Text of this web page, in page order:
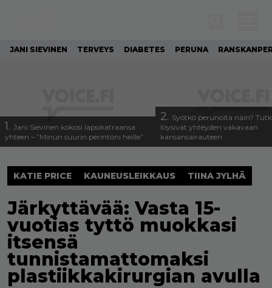
JANI SIEVINEN TERVEYS DIABETES PERUNA
1. Jani Sievinen kokosi lapsikatraansa
yhteen – ”Minun suurin perintöni heille”
2. Syötkö perunoita näin?
löysivät yhteyden vakavaan
kansansairauteen
KATIE PRICE KAUNEUSLEIKKAUS TIINA JYLHÄ
Järkyttävää: Vasta 15-
vuotias tyttö muokkasi
itsensä
tunnistamattomaksi
plastiikkakirurgian avulla